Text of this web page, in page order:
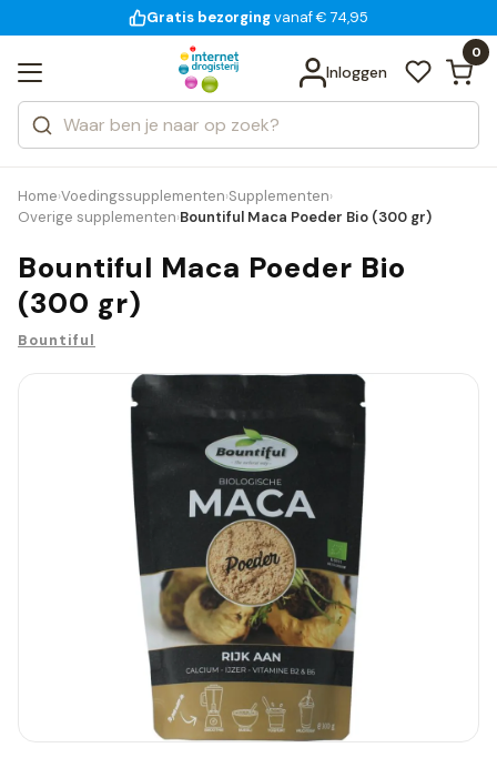
voor 18:00 uur besteld
Gratis bezorgingvanaf € 74,95
14 dagen bedenktijd
Inloggen
0
Zoeken
Categorieën
Merken
Bekijk alle resultaten
Home›Voedingssupplementen›Supplementen›
Overige supplementen›Bountiful Maca Poeder Bio (300 gr)
Bountiful Maca Poeder Bio
(300 gr)
Bountiful